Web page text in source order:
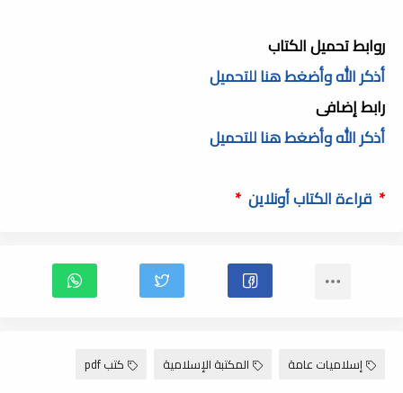
روابط تحميل الكتاب
أذكر الله وأضغط هنا للتحميل
رابط إضافى
أذكر الله وأضغط هنا للتحميل
* قراءة الكتاب أونلاين *
إسلاميات عامة المكتبة الإسلامية كتب pdf